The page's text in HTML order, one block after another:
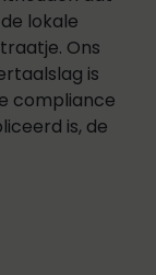
lokale
Ons
is
compliance
is, de